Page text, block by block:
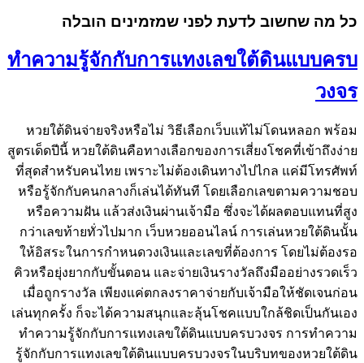
כל מה שחשוב לדעת לפני שמזמינים הובלה
ทำความรู้จักกับการแทงเลขใต้ดินแบบครบ
วงจร
หวยใต้ดินจ่ายจริงหรือไม่ วิธีเลือกเว็บแท้ไม่โดนหลอก พร้อม
สูตรเด็ดปีนี้ หวยใต้ดินคือทางเลือกของการเสี่ยงโชคที่เข้าถึงง่าย
ที่สุดสำหรับคนไทย เพราะไม่ต้องเดินทางไปไกล แค่มีโทรศัพท์
หรือรู้จักกับคนกลางก็เล่นได้ทันที โดยเลือกเลขตามความชอบ
หรือความฝัน แล้วส่งเงินผ่านเจ้ามือ ซึ่งจะได้ผลตอบแทนที่สูง
กว่าเลขท้ายทั่วไปมาก เว็บหวยออนไลน์ การเล่นหวยใต้ดินนั้น
ให้อิสระในการกำหนดวงเงินและเลขที่ต้องการ โดยไม่ต้องรอ
คิวหรือยุ่งยากกับขั้นตอน และจ่ายเงินรางวัลถึงมืออย่างรวดเร็ว
เมื่อถูกรางวัล เพียงแค่ตกลงราคาจ่ายกับเจ้ามือให้ชัดเจนก่อน
เล่นทุกครั้ง ก็จะได้ความสนุกและลุ้นโชคแบบใกล้ชิดเป็นกันเอง
ทำความรู้จักกับการแทงเลขใต้ดินแบบครบวงจร การทำความ
รู้จักกับการแทงเลขใต้ดินแบบครบวงจรในบริบทของหวยใต้ดิน